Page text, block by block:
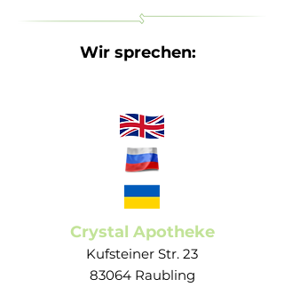
Ritex BIO Gleitgel spendet zarter Haut
die körpereigene Lubrikation und erhöht
somit die Gleitfähigkeit und das
Lustempfinden beim Geschlechtsverkehr.
Ritex BIO Gleitgel wird aus natürlichen
Rohstoffen bester Qualität hergestellt. Es ist
frei von Duft- und Farbstoffen, PEG und
anderen Konservierungsstoffen und schützt
die empfindlichen Schleimhäute auf
natürliche Weise. Es ist vegan und
Wir sprechen:
Crystal Apotheke
Kufsteiner Str. 23
83064 Raubling